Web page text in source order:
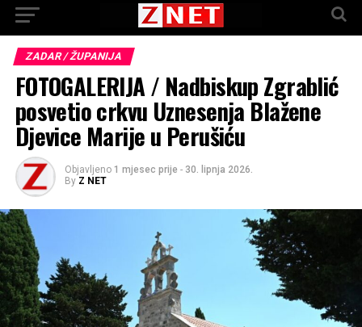
ZADAR / ŽUPANIJA
FOTOGALERIJA / Nadbiskup Zgrablić
posvetio crkvu Uznesenja Blažene
Djevice Marije u Perušiću
Objavljeno 1 mjesec prije - 30. lipnja 2026.
By Z NET